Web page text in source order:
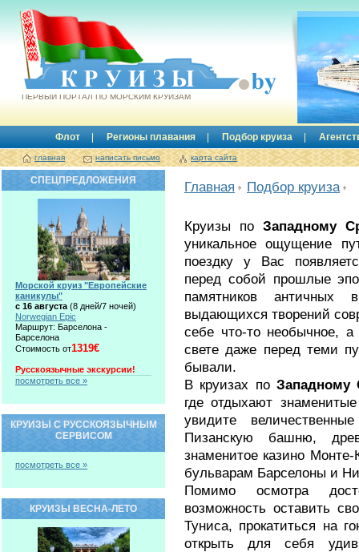
Круизы.by
ПЕРВЫЙ ПОРТАЛ ПО МОРСКИМ КРУИЗАМ
Флот Регионы плавания Подбор круиза
главная написать письмо карта сайта
Главная Подбор круиза
Круизы поЗападному
уникальное ощущение
поездку у Вас
перед собой прошлые
памятников античных
выдающихся творений
себе что-то необычное,
свете даже перед теми
бывали.
В круизах по Западному
где отдыхают
увидите
Пизанскую башню,
знаменитое казино
бульварам Барселоны и
Помимо осмотра
возможность оставить
Туниса, прокатиться на
открыть для себя
СПЕЦПРЕДЛОЖЕНИЯ
Морской круиз "Европейские
каникулы"
с 16 августа (8 дней/7 ночей)
Norwegian Epic
Маршрут: Барселона -
Барселона
Стоимость от1319€
Русскоязычные экскурсии!
посмотреть все »
КРУИЗЫ С РУССКОЯЗЫЧНЫМ
СЕРВИСОМ
посмотреть все »
КРУИЗЫ ВЕСНА-ЛЕТО